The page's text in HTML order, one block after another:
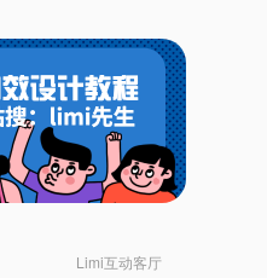
Limi互动客厅